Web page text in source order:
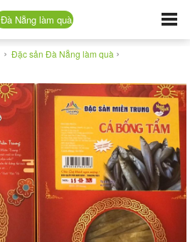
Đà Nẵng làm quà
› Đặc sản Đà Nẵng làm quà ›